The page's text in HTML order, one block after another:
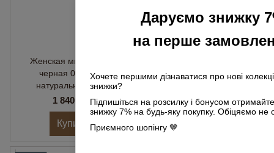
Даруємо знижку
на перше
Хочете першими дізнаватися про нові
знижки?
Підпишіться на розсилку і бонусом
знижку 7% на будь-яку покупку. Обіцяємо не
Приємного шопінгу 🤎
Женская мини-сумка
черная 04313 из
натуральной кожи
1 840 грн
Купить
04261 маленькая черная
2 820 грн